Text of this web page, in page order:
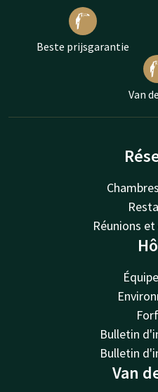
Beste prijsgarantie
Van
Réunions
Bulletin
Bulletin
Van